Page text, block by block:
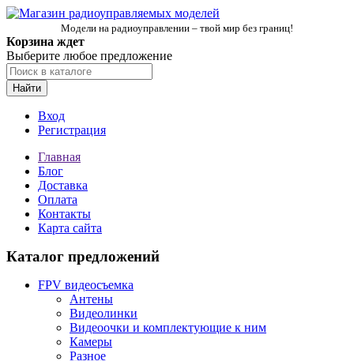
Модели на радиоуправлении – твой мир без границ!
Корзина ждет
Выберите любое предложение
Найти
Вход
Регистрация
Главная
Блог
Доставка
Оплата
Контакты
Карта сайта
Каталог предложений
FPV видеосъемка
Антены
Видеолинки
Видеоочки и комплектующие к ним
Камеры
Разное